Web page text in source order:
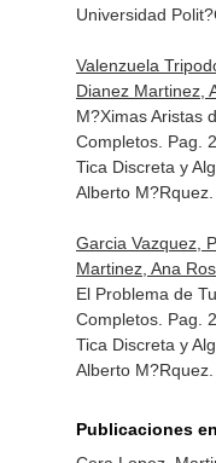
Universidad
Valenzuela
Dianez Martinez,
M?Ximas Aristas
Completos. Pag.
Tica Discreta y
Alberto
Garcia Vazquez,
Martinez, Ana
El Problema de
Completos. Pag.
Tica Discreta y
Alberto
Publicaciones